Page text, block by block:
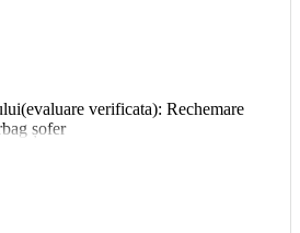
verificata): Rechemare
șofer